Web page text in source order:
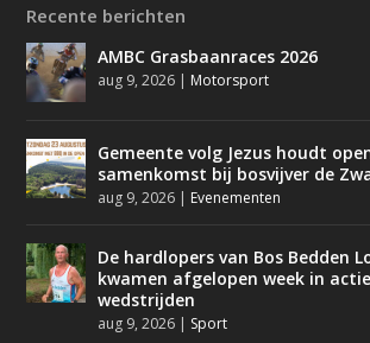
Recente berichten
AMBC Grasbaanraces 2026
aug 9, 2026 | Motorsport
Gemeente volg Jezus houdt
samenkomst bij bosvijver de
aug 9, 2026 | Evenementen
De hardlopers van Bos Bedden
kwamen afgelopen week in
wedstrijden
aug 9, 2026 | Sport